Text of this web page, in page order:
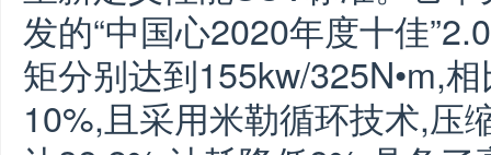
发的“中国心2020年度十佳
矩分别达到155kw/325N•m,
10%,且采用米勒循环技术,压